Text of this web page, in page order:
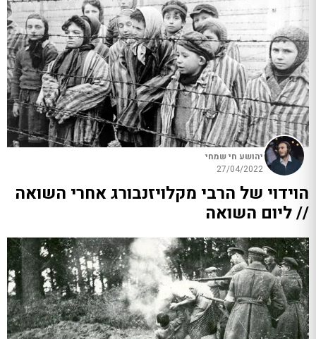
יהושע חי שמחי
27/04/2022
הוידוי של הרבי מקלויזנבורג אחרי השואה
// ליום השואה